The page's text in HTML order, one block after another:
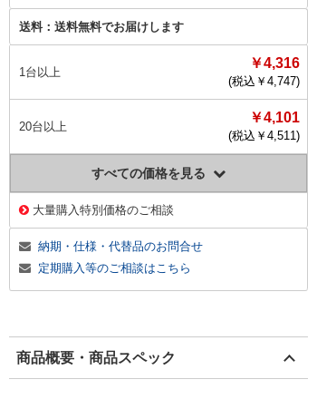
送料： 送料無料でお届けします
1台以上
￥4,316
(税込￥ 4,747)
20台以上
￥4,101
(税込￥ 4,511)
すべての価格を見る
大量購入特別価格のご相談
納期・仕様・代替品のお問合せ
定期購入等のご相談はこちら
商品概要・商品スペック